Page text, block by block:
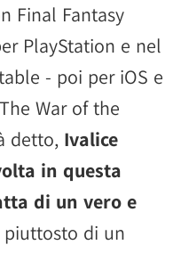
Final Fantasy
PlayStation e nel
- poi per iOS e
War of the
detto, Ivalice
in questa
di un vero e
di un